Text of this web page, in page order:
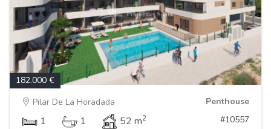
182.000 €
Pilar De La Horadada
Penthouse
1 1 52 m2 #10557